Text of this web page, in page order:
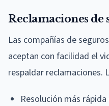
Reclamaciones de
Las compañías de
aceptan con facilidad el
respaldar reclamaciones.
Resolución más